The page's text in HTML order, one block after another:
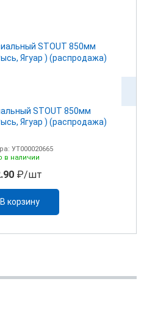
STOUT 850мм
Ягуар ) (распродажа)
УТ000020665
в наличии
₽/шт
В корзину